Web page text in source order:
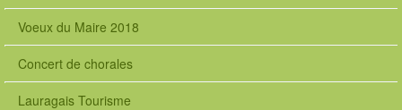
Voeux du Maire 2018
Concert de chorales
Lauragais Tourisme